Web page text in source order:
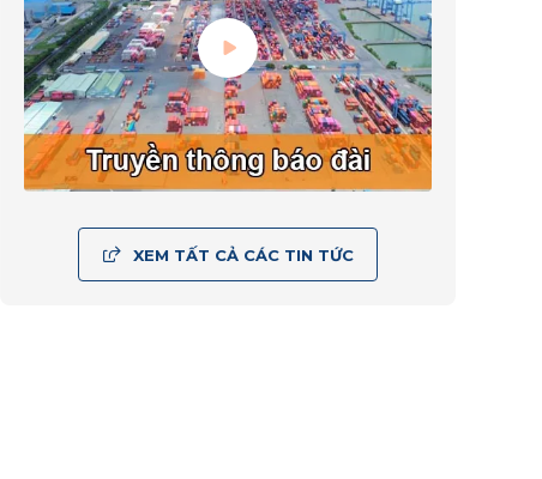
XEM TẤT CẢ CÁC TIN TỨC